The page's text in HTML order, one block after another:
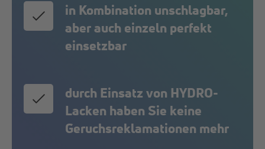
in Kombination unschlagbar,
aber auch einzeln perfekt
einsetzbar
durch Einsatz von HYDRO-
Lacken haben Sie keine
Geruchsreklamationen mehr